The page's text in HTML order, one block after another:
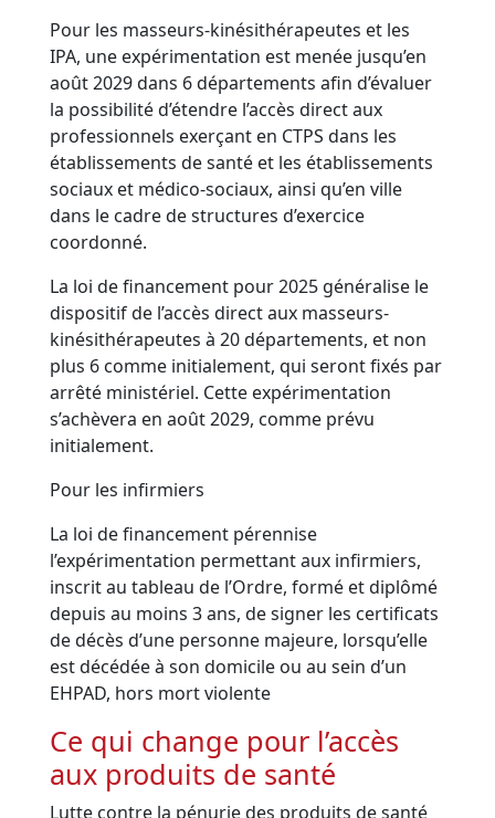
Pour les masseurs-kinésithérapeutes et les
IPA, une expérimentation est menée jusqu’en
août 2029 dans 6 départements afin d’évaluer
la possibilité d’étendre l’accès direct aux
professionnels exerçant en CTPS dans les
établissements de santé et les établissements
sociaux et médico-sociaux, ainsi qu’en ville
dans le cadre de structures d’exercice
coordonné.
La loi de financement pour 2025 généralise le
dispositif de l’accès direct aux masseurs-
kinésithérapeutes à 20 départements, et non
plus 6 comme initialement, qui seront fixés par
arrêté ministériel. Cette expérimentation
s’achèvera en août 2029, comme prévu
initialement.
Pour les infirmiers
La loi de financement pérennise
l’expérimentation permettant aux infirmiers,
inscrit au tableau de l’Ordre, formé et diplômé
depuis au moins 3 ans, de signer les certificats
de décès d’une personne majeure, lorsqu’elle
est décédée à son domicile ou au sein d’un
EHPAD, hors mort violente
Ce qui change pour l’accès
aux produits de santé
Lutte contre la pénurie des produits de santé